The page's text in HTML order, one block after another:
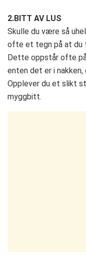
2.BITT AV LUS
Skulle du være så
ofte et tegn på at du
Dette oppstår ofte
enten det er i nakken,
Opplever du et slikt
myggbitt.